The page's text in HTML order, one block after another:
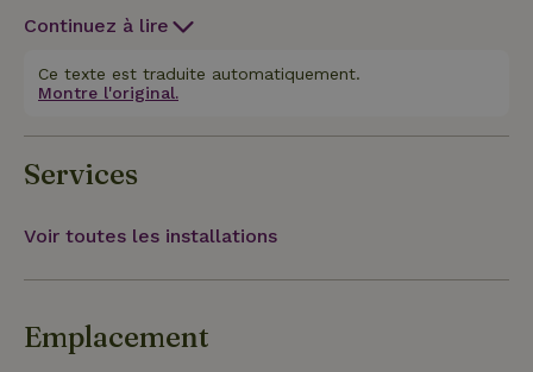
environ 50 mètres et séparée de notre maison). Tu y
trouveras aussi un réfrigérateur et un micro-ondes
et tu pourras faire la vaisselle. C'est un endroit
équipé d'un lit double, d'une table, de 2 chaises,
d'une cuisinière à gaz à 3 feux. Les draps sont
inclus dans le prix.
Continuez à lire
Ce texte est traduite automatiquement.
Montre l'original.
Services
Voir toutes les installations
Emplacement